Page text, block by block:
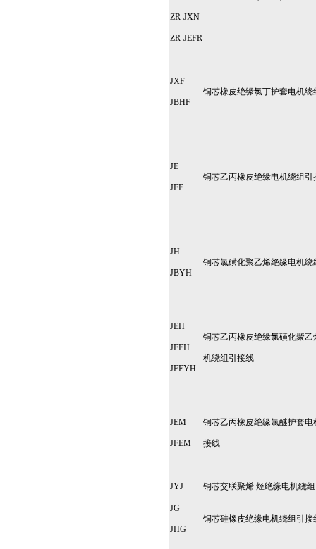
ZR-JXN
ZR-JEFR
JXF
JBHF
铜芯橡皮绝缘氯丁护套电机绕
JE
JFE
铜芯乙丙橡皮绝缘电机绕组引
JH
JBYH
铜芯氯磺化聚乙烯绝缘电机绕
JEH
JFEH
JFEYH
铜芯乙丙橡皮绝缘氯磺化聚乙
机绕组引接线
JEM
JFEM
铜芯乙丙橡皮绝缘氯醚护套电
接线
JYJ 铜芯交联聚烯 烃绝缘电机绕
JG
JHG
铜芯硅橡皮绝缘电机绕组引接